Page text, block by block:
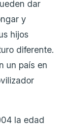
dar
y
hijos
diferente.
un país en
la edad